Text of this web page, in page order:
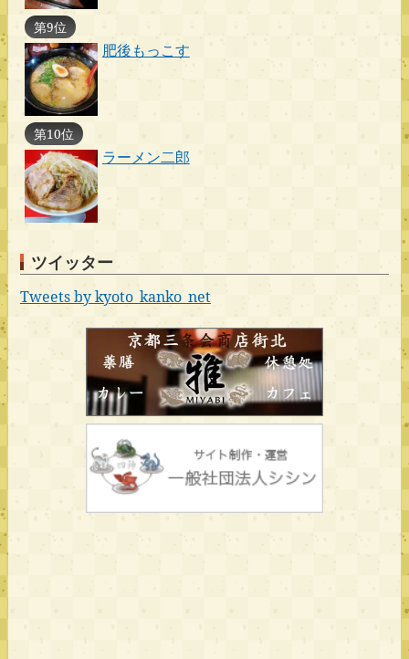
第9位
肥後もっこす
第10位
ラーメン二郎
ツイッター
Tweets by kyoto_kanko_net